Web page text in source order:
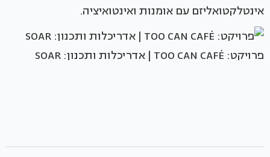
אינטלקטואליזם עם אומנות ואינטואיציה.
פרויקט: TOO CAN CAFÉ | אדריכלות ותכנון: SOAR